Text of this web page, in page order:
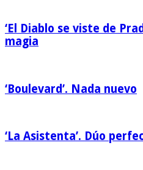
‘El Diablo se viste de
magia
‘Boulevard’. Nada nuevo
‘La Asistenta’. Dúo